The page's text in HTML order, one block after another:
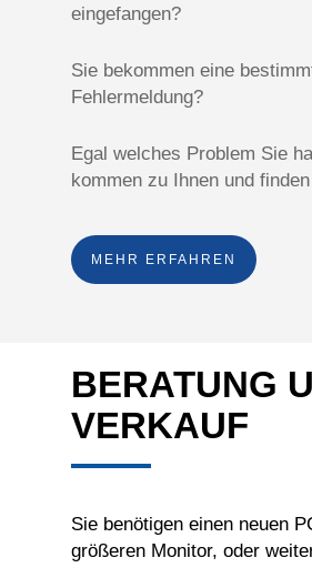
eingefangen?
Sie bekommen eine
Fehlermeldung?
Egal welches Problem Sie
kommen zu Ihnen und
MEHR ERFAHREN
BERATUNG
VERKAUF
Sie benötigen einen neuen
größeren Monitor, oder